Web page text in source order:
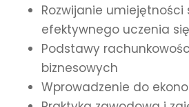
Rozwijanie umiejętności
efektywnego uczenia się
Podstawy
biznesowych
Wprowadzenie do